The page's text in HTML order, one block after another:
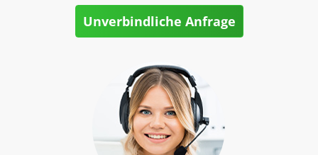
Unverbindliche Anfrage